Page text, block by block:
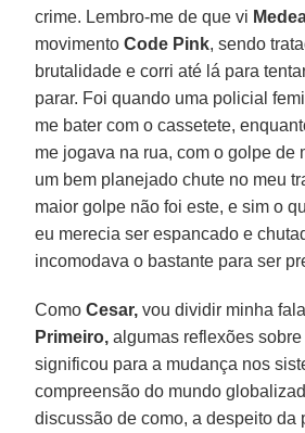
crime. Lembro-me de que vi
movimentoCode Pink, sendo
brutalidade e corri até lá para
parar. Foi quando uma policial
me bater com o cassetete,
me jogava na rua, com o golpe de
um bem planejado chute no meu
maior golpe não foi este, e sim o
eu merecia ser espancado e
incomodava o bastante para ser
ComoCesar, vou dividir minha
Primeiro, algumas reflexões
significou para a mudança nos
compreensão do mundo
discussão de como, a despeito da